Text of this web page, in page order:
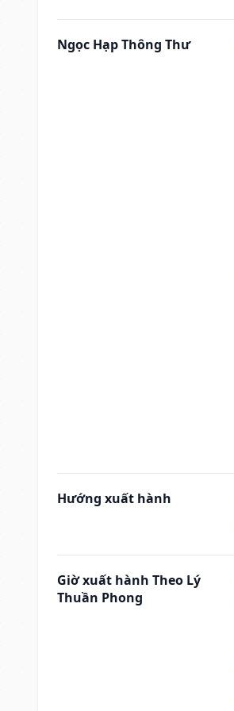
Ngọc Hạp Thông Thư
Hướng xuất hành
Giờ xuất hành Theo Lý
Thuần Phong